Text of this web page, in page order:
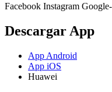
Facebook Instagram
Descargar App
App Android
App iOS
Huawei